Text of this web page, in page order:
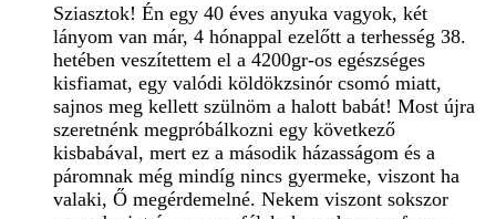
Sziasztok! Én egy 40 éves anyuka vagyok, két
lányom van már, 4 hónappal ezelőtt a terhesség 38.
hetében veszítettem el a 4200gr-os egészséges
kisfiamat, egy valódi köldökzsinór csomó miatt,
sajnos meg kellett szülnöm a halott babát! Most újra
szeretnénk megpróbálkozni egy következő
kisbabával, mert ez a második házasságom és a
páromnak még mindíg nincs gyermeke, viszont ha
valaki, Ő megérdemelné. Nekem viszont sokszor